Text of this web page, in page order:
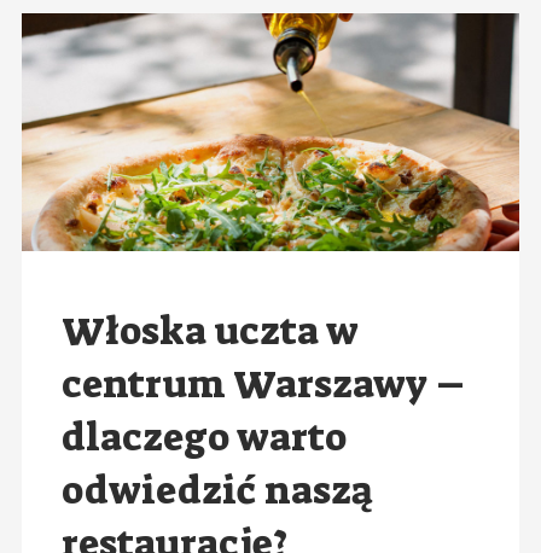
Włoska uczta w
centrum Warszawy –
dlaczego warto
odwiedzić naszą